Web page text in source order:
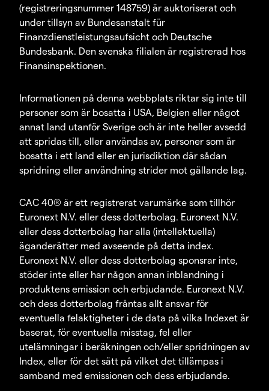
(registreringsnummer 148759) är auktoriserat och
under tillsyn av Bundesanstalt für
Finanzdienstleistungsaufsicht och Deutsche
Bundesbank. Den svenska filialen är registrerad hos
Finansinspektionen.
Informationen på denna webbplats riktar sig inte till
personer som är bosatta i USA, Belgien eller något
annat land utanför Sverige och är inte heller avsedd
att spridas till, eller användas av, personer som är
bosatta i ett land eller en jurisdiktion där sådan
spridning eller användning strider mot gällande lag.
CAC 40® är ett registrerat varumärke som tillhör
Euronext N.V. eller dess dotterbolag. Euronext N.V.
eller dess dotterbolag har alla (intellektuella)
äganderätter med avseende på detta index.
Euronext N.V. eller dess dotterbolag sponsrar inte,
stöder inte eller har någon annan inblandning i
produktens emission och erbjudande. Euronext N.V.
och dess dotterbolag fråntas allt ansvar för
eventuella felaktigheter i de data på vilka Indexet är
baserat, för eventuella misstag, fel eller
utelämningar i beräkningen och/eller spridningen av
Index, eller för det sätt på vilket det tillämpas i
samband med emissionen och dess erbjudande.